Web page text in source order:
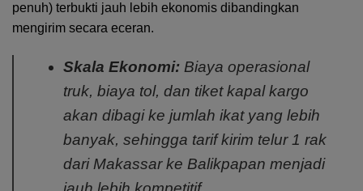
penuh) terbukti jauh lebih ekonomis dibandingkan
mengirim secara eceran.
Skala Ekonomi:Biaya operasional
truk, biaya tol, dan tiket kapal kargo
akan dibagi ke jumlah ikat yang lebih
banyak, sehingga tarif kirim telur 1 rak
dari Makassar ke Balikpapan menjadi